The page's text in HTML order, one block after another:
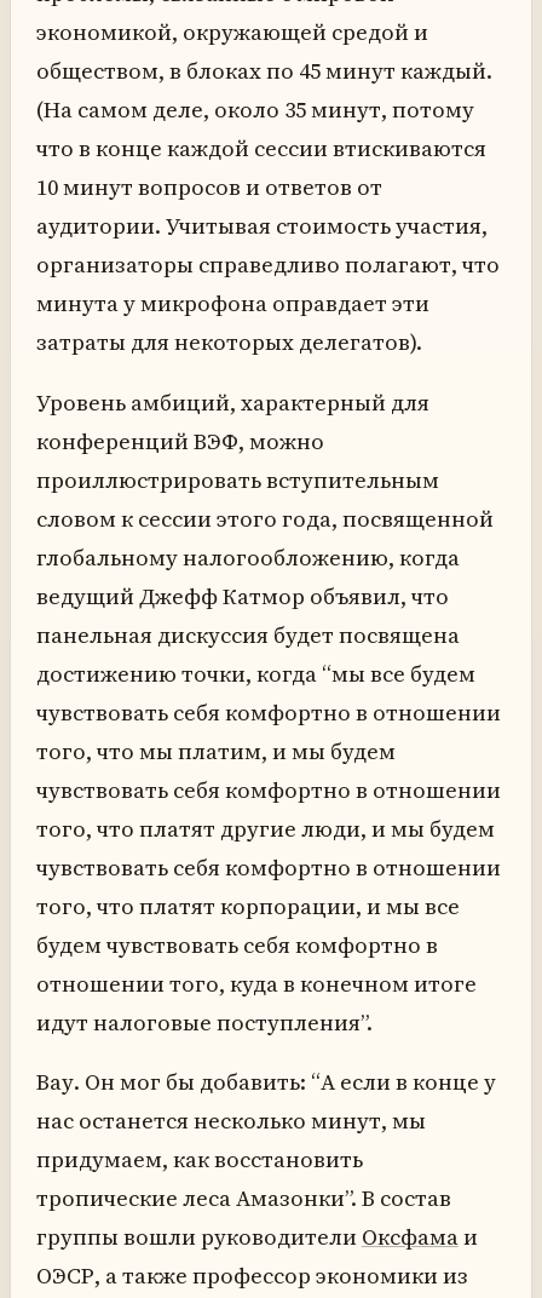
экономикой, окружающей средой и
обществом, в блоках по 45 минут каждый.
(На самом деле, около 35 минут, потому
что в конце каждой сессии втискиваются
10 минут вопросов и ответов от
аудитории. Учитывая стоимость участия,
организаторы справедливо полагают, что
минута у микрофона оправдает эти
затраты для некоторых делегатов).
Уровень амбиций, характерный для
конференций ВЭФ, можно
проиллюстрировать вступительным
словом к сессии этого года, посвященной
глобальному налогообложению, когда
ведущий Джефф Катмор объявил, что
панельная дискуссия будет посвящена
достижению точки, когда “мы все будем
чувствовать себя комфортно в отношении
того, что мы платим, и мы будем
чувствовать себя комфортно в отношении
того, что платят другие люди, и мы будем
чувствовать себя комфортно в отношении
того, что платят корпорации, и мы все
будем чувствовать себя комфортно в
отношении того, куда в конечном итоге
идут налоговые поступления”.
Вау. Он мог бы добавить: “А если в конце у
нас останется несколько минут, мы
придумаем, как восстановить
тропические леса Амазонки”. В состав
группы вошли руководители Оксфамаи
ОЭСР, а также профессор экономики из